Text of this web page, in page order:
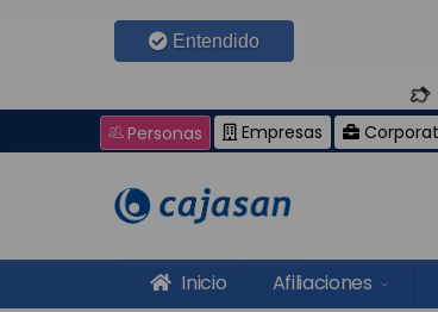
Entendido
Personas Empresas
Inicio Afiliaciones